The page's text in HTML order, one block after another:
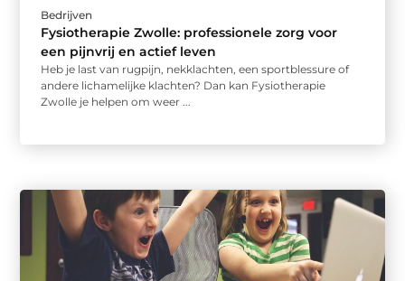
Bedrijven
Fysiotherapie Zwolle: professionele zorg voor
een pijnvrij en actief leven
Heb je last van rugpijn, nekklachten, een sportblessure of
andere lichamelijke klachten? Dan kan Fysiotherapie
Zwolle je helpen om weer ...